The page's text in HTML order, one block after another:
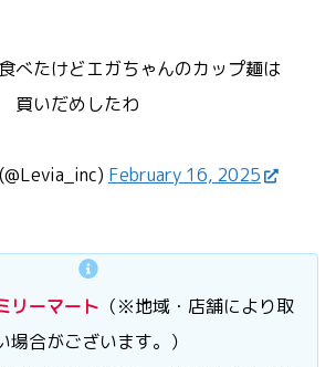
べたけどエガちゃんのカップ麺は
買いだめしたわ
February 16, 2025
リーマート （※地域・店舗により取
場合がございます。）